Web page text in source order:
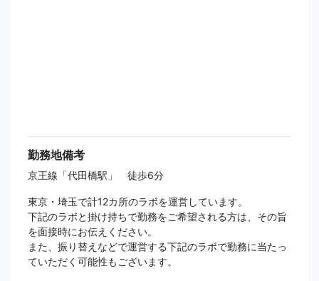
勤務地備考
京王線「代田橋駅」 徒歩6分
東京・埼玉で計12カ所のラボを運営しています。
下記のラボと掛け持ちで勤務をご希望される方は、その旨
を面接時にお伝えください。
また、振り替えなどで運営する下記のラボで勤務に当たっ
ていただく可能性もございます。